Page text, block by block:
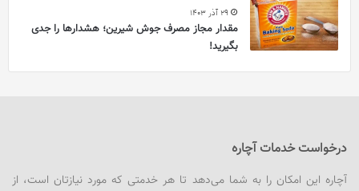
29 آذر 1403
مقدار مجاز مصرف جوش شیرین؛ هشدارها را جدی
بگیرید!
درخواست خدمات آچاره
آچاره این امکان را به شما می‌دهد تا هر خدمتی که مورد نیازتان است، از